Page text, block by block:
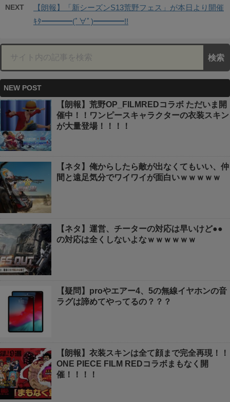
NEXT
【朗報】「新シーズンS13荒野フェス」が本日より開催
ｷﾀ━━━━(ﾟ∀ﾟ)━━━━!!
NEW POST
【朗報】荒野OP_FILMREDコラボ ただいま開
催中！！ワンピースキャラクターの衣装スキン
が大量登場！！！！
【ネタ】俺からしたら敵が出なくてもいい、仲
間と遠足気分でワイワイが面白いｗｗｗｗｗ
【ネタ】運営、チーターの対応は早いけど●●
の対応は全くしないよなｗｗｗｗｗｗ
【疑問】proやエアー4、5の無線イヤホンの音
ラグは諦めてやってるの？？？
【朗報】衣装スキンは全て顔まで完全再現！！
ONE PIECE FILM REDコラボまもなく開
催！！！！